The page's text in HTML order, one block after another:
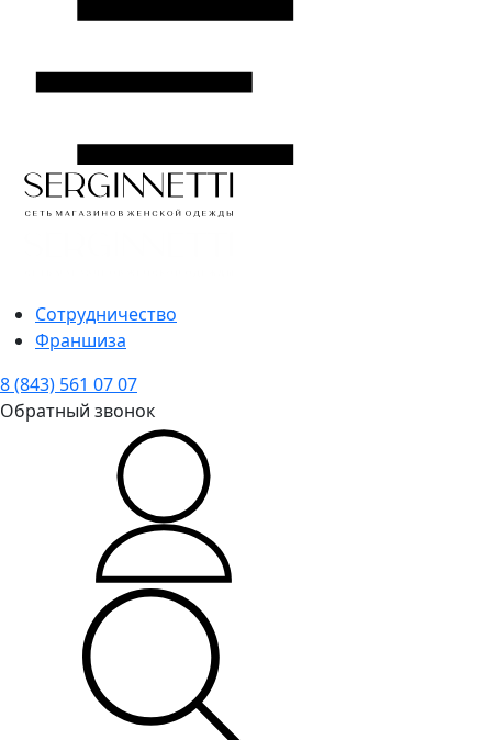
Сотрудничество
Франшиза
8 (843) 561 07 07
Обратный звонок